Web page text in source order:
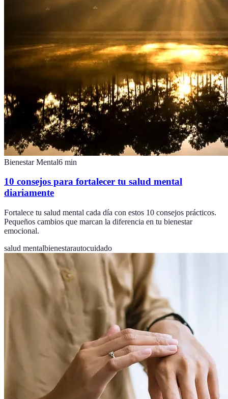
Bienestar Mental6 min
10 consejos para fortalecer tu salud mental
diariamente
Fortalece tu salud mental cada día con estos 10 consejos prácticos.
Pequeños cambios que marcan la diferencia en tu bienestar
emocional.
salud mentalbienestarautocuidado